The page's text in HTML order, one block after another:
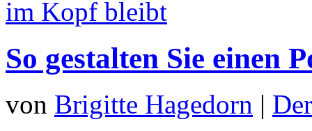
So gestalten Sie einen
von Brigitte Hagedorn |